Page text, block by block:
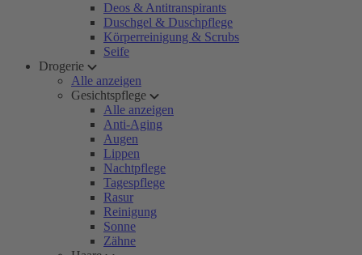
Deos & Antitranspirants
Duschgel & Duschpflege
Körperreinigung & Scrubs
Seife
Drogerie
Alle anzeigen
Gesichtspflege
Alle anzeigen
Anti-Aging
Augen
Lippen
Nachtpflege
Tagespflege
Rasur
Reinigung
Sonne
Zähne